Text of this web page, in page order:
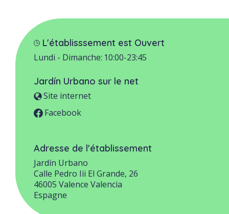
L'établisssement est Ouvert
Lundi - Dimanche: 10:00-23:45
Jardín Urbano sur le net
Site internet
Facebook
Adresse de l'établissement
Jardín Urbano
Calle Pedro Iii El Grande, 26
46005 Valence Valencia
Espagne